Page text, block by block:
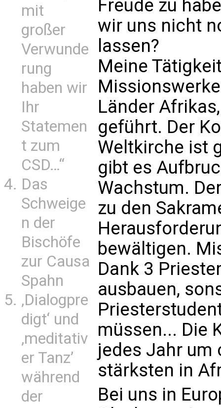
mit
großer
Verwunde
rung
haben wir
Ihr
Statemen
t zum
CSD…“
Das
Schweige
n der
Bischöfe
zur Causa
Spahn
‚Dialogpre
digt‘ und
‚meditativ
er Tanz’
während
der
Freude zu
wir uns nicht
lassen?
Meine
Länder
geführt. Der
Weltkirche ist
gibt es
Wachstum.
zu den
bewältigen.
Dank 3
ausbauen,
müssen... Die
jedes Jahr um
stärksten in
Bei uns in